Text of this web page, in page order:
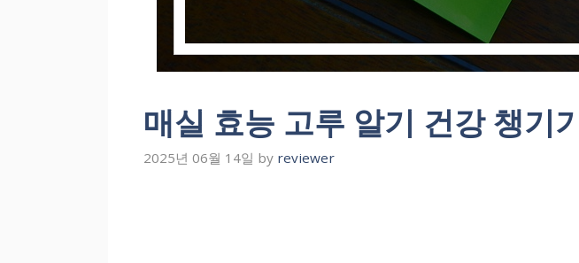
매실 효능 고루 알기 건강 챙기
2025년 06월 14일 by reviewer